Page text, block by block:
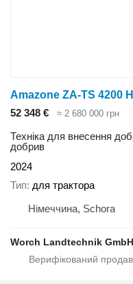
Amazone ZA-TS 4200
52 348 €
≈ 2 680 000 грн
Техніка для внесення
добрив
2024
Тип для трактора
Німеччина, Schora
Worch Landtechnik GmbH